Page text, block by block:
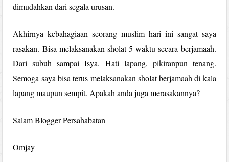
dimudahkan dari segala urusan.
Akhirnya kebahagiaan seorang muslim hari ini sangat saya
rasakan. Bisa melaksanakan sholat 5 waktu secara berjamaah.
Dari subuh sampai Isya. Hati lapang, pikiranpun tenang.
Semoga saya bisa terus melaksanakan sholat berjamaah di kala
lapang maupun sempit. Apakah anda juga merasakannya?
Salam Blogger Persahabatan
Omjay